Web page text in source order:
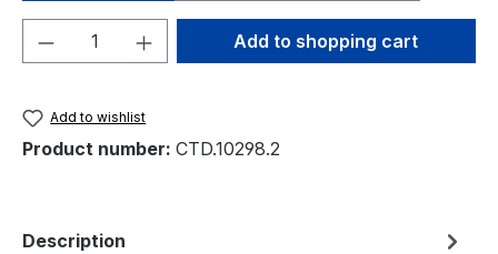
Product Quantity: Enter the desired
Add to shopping cart
Add to wishlist
Product number: CTD.10298.2
Description